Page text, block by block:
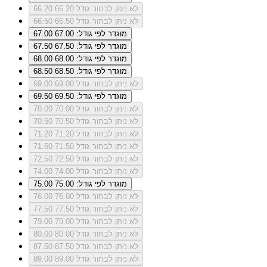
66.20
לא ניתן לבחור גודל 66.20
66.50
לא ניתן לבחור גודל 66.50
67.00
מוגדר לפי גודל: 67.00
67.50
מוגדר לפי גודל: 67.50
68.00
מוגדר לפי גודל: 68.00
68.50
מוגדר לפי גודל: 68.50
69.00
לא ניתן לבחור גודל 69.00
69.50
מוגדר לפי גודל: 69.50
70.00
לא ניתן לבחור גודל 70.00
70.50
לא ניתן לבחור גודל 70.50
71.20
לא ניתן לבחור גודל 71.20
71.50
לא ניתן לבחור גודל 71.50
72.50
לא ניתן לבחור גודל 72.50
74.00
לא ניתן לבחור גודל 74.00
75.00
מוגדר לפי גודל: 75.00
76.00
לא ניתן לבחור גודל 76.00
77.50
לא ניתן לבחור גודל 77.50
79.00
לא ניתן לבחור גודל 79.00
80.00
לא ניתן לבחור גודל 80.00
87.50
לא ניתן לבחור גודל 87.50
89.00
לא ניתן לבחור גודל 89.00